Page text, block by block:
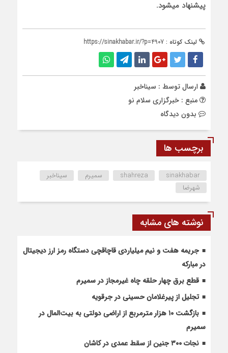
پیشنهاد میشود.
لینک کوتاه : https://sinakhabar.ir/?p=4907
ارسال توسط : سیناخبر
منبع : خبرگزاری سلام نو
بدون دیدگاه
برچسب ها
shahreza sinakhabar سمیرم
سیناخبر
شهرضا
نوشته های مشابه
جریمه هفت و نیم میلیاردی قاچاقچی دستگاه رمز ارز دیجیتال
در مبارکه
قطع برق چهار حلقه چاه غیرمجاز در سمیرم
تجلیل از پیرغلامان حسینی در جرقویه
بازگشت ۱۰ هزار مترمربع از اراضی دولتی به بیت‌المال در
سمیرم
نجات ۳۰۰ جنین از سقط عمدی در کاشان